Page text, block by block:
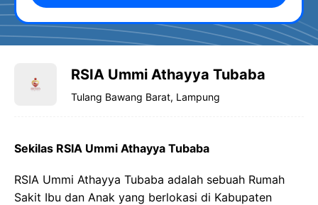
RSIA Ummi Athayya Tubaba
Tulang Bawang Barat, Lampung
Sekilas RSIA Ummi Athayya Tubaba
RSIA Ummi Athayya Tubaba adalah sebuah Rumah
Sakit Ibu dan Anak yang berlokasi di Kabupaten